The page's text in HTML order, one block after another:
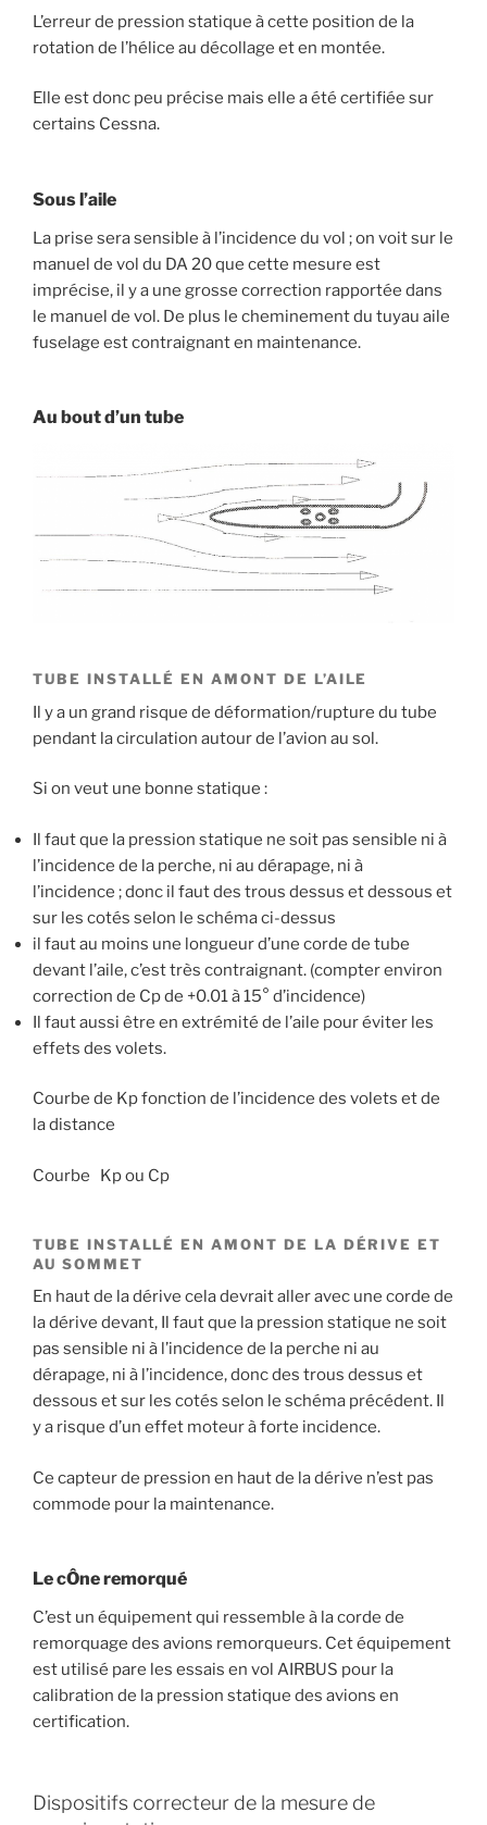
L’erreur de pression statique à cette position de la
rotation de l’hélice au décollage et en montée.
Elle est donc peu précise mais elle a été certifiée sur
certains Cessna.
Sous l’aile
La prise sera sensible à l’incidence du vol ; on voit sur le
manuel de vol du DA 20 que cette mesure est
imprécise, il y a une grosse correction rapportée dans
le manuel de vol. De plus le cheminement du tuyau aile
fuselage est contraignant en maintenance.
Au bout d’un tube
TUBE INSTALLÉ EN AMONT DE L’AILE
Il y a un grand risque de déformation/rupture du tube
pendant la circulation autour de l’avion au sol.
Si on veut une bonne statique :
Il faut que la pression statique ne soit pas sensible ni à
l’incidence de la perche, ni au dérapage, ni à
l’incidence ; donc il faut des trous dessus et dessous et
sur les cotés selon le schéma ci-dessus
il faut au moins une longueur d’une corde de tube
devant l’aile, c’est très contraignant. (compter environ
correction de Cp de +0.01 à 15° d’incidence)
Il faut aussi être en extrémité de l’aile pour éviter les
effets des volets.
Courbe de Kp fonction de l’incidence des volets et de
la distance
Courbe Kp ou Cp
TUBE INSTALLÉ EN AMONT DE LA DÉRIVE ET
AU SOMMET
En haut de la dérive cela devrait aller avec une corde de
la dérive devant, Il faut que la pression statique ne soit
pas sensible ni à l’incidence de la perche ni au
dérapage, ni à l’incidence, donc des trous dessus et
dessous et sur les cotés selon le schéma précédent. Il
y a risque d’un effet moteur à forte incidence.
Ce capteur de pression en haut de la dérive n’est pas
commode pour la maintenance.
Le cÔne remorqué
C’est un équipement qui ressemble à la corde de
remorquage des avions remorqueurs. Cet équipement
est utilisé pare les essais en vol AIRBUS pour la
calibration de la pression statique des avions en
certification.
Dispositifs correcteur de la mesure de